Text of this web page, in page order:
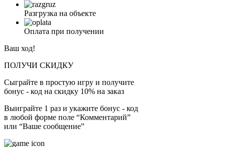
Разгрузка на объекте
Оплата при получении
Ваш ход!
ПОЛУЧИ СКИДКУ
Сыграйте в простую игру и получите
бонус - код на скидку 10% на заказ
Выиграйте 1 раз и укажите бонус - код
в любой форме поле “Комментарий”
или “Ваше сообщение”